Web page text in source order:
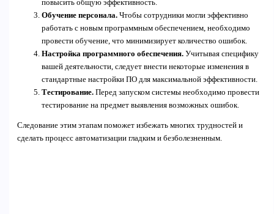
повысить общую эффективность.
Обучение персонала.Чтобы сотрудники могли эффективно
работать с новым программным обеспечением, необходимо
провести обучение, что минимизирует количество ошибок.
Настройка программного обеспечения.Учитывая специфику
вашей деятельности, следует внести некоторые изменения в
стандартные настройки ПО для максимальной эффективности.
Тестирование.Перед запуском системы необходимо провести
тестирование на предмет выявления возможных ошибок.
Следование этим этапам поможет избежать многих трудностей и
сделать процесс автоматизации гладким и безболезненным.